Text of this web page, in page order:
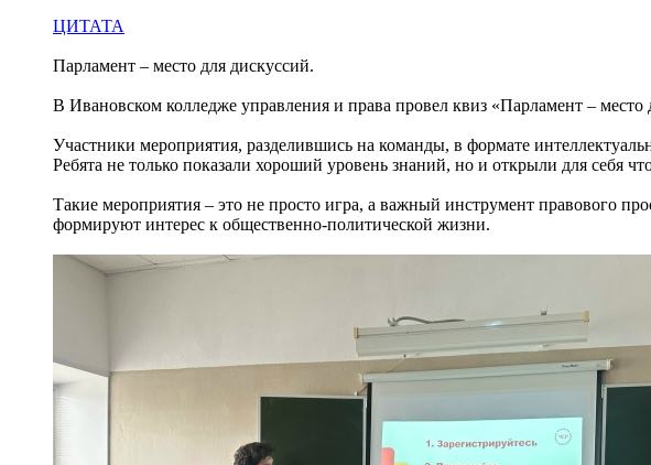
ЦИТАТА
Парламент – место для дискуссий.
В Ивановском колледже управления и права провел квиз «Парламент –
Участники мероприятия, разделившись на команды, в формате
Ребята не только показали хороший уровень знаний, но и открыли для себя
Такие мероприятия – это не просто игра, а важный инструмент правового
формируют интерес к общественно-политической жизни.